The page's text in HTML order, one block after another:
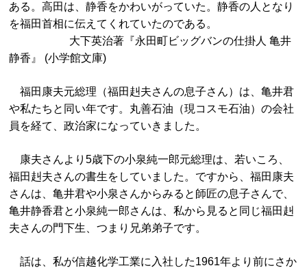
ある。高田は、静香をかわいがっていた。静香の人となり
を福田首相に伝えてくれていたのである。
大下英治著『永田町ビッグバンの仕掛人 亀井
静香』 (小学館文庫)
福田康夫元総理（福田赳夫さんの息子さん）は、亀井君
や私たちと同い年です。丸善石油（現コスモ石油）の会社
員を経て、政治家になっていきました。
康夫さんより5歳下の小泉純一郎元総理は、若いころ、
福田赳夫さんの書生をしていました。ですから、福田康夫
さんは、亀井君や小泉さんからみると師匠の息子さんで、
亀井静香君と小泉純一郎さんは、私から見ると同じ福田赳
夫さんの門下生、つまり兄弟弟子です。
話は、私が信越化学工業に入社した1961年より前にさか